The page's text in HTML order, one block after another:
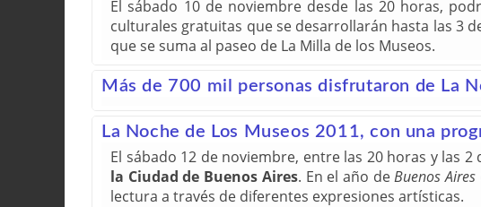
El sábado 10 de noviembre desde las 20 horas,
culturales gratuitas que se desarrollarán hasta las 3
que se suma al paseo de La Milla de los Museos.
Más de 700 mil personas disfrutaron de La
La Noche de Los Museos 2011, con una
El sábado 12 de noviembre, entre las 20 horas y las
la Ciudad de Buenos Aires. En el año deBuenos
lectura a través de diferentes expresiones artísticas.